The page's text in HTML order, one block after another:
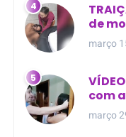
de
com
março
com
março